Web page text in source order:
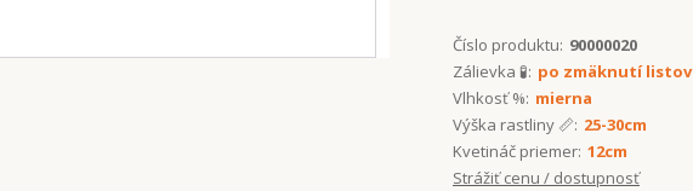
Číslo produktu: 90000020
Zálievka 🧪: po zmäknutí listov
Vlhkosť %: mierna
Výška rastliny 📏: 25-30cm
Kvetináč priemer: 12cm
Strážiť cenu / dostupnosť